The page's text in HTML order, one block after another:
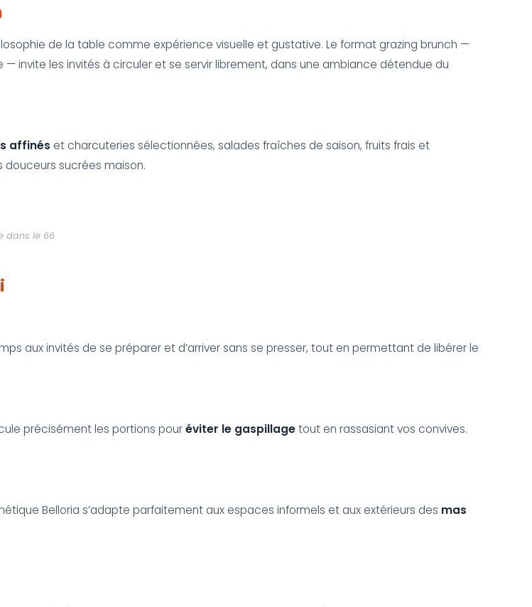
de la table comme expérience visuelle et gustative. Le format grazing brunch —
les invités à circuler et se servir librement, dans une ambiance détendue du
affinés et charcuteries sélectionnées, salades fraîches de saison, fruits frais et
sucrées maison.
dans le 66
aux invités de se préparer et d’arriver sans se presser, tout en permettant de libérer le
précisément les portions pouréviter le gaspillagetout en rassasiant vos convives.
Belloria s’adapte parfaitement aux espaces informels et aux extérieurs des mas